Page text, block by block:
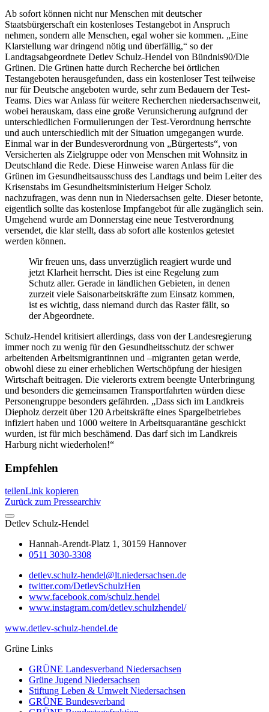
Ab sofort können nicht nur Menschen mit deutscher
Staatsbürgerschaft ein kostenloses Testangebot in Anspruch
nehmen, sondern alle Menschen, egal woher sie kommen. „Eine
Klarstellung war dringend nötig und überfällig,“ so der
Landtagsabgeordnete Detlev Schulz-Hendel von Bündnis90/Die
Grünen. Die Grünen hatte durch Recherche bei örtlichen
Testangeboten herausgefunden, dass ein kostenloser Test teilweise
nur für Deutsche angeboten wurde, sehr zum Bedauern der Test-
Teams. Dies war Anlass für weitere Recherchen niedersachsenweit,
wobei herauskam, dass eine große Verunsicherung aufgrund der
unterschiedlichen Formulierungen der Test-Verordnung herrschte
und auch unterschiedlich mit der Situation umgegangen wurde.
Einmal war in der Bundesverordnung von „Bürgertests“, von
Versicherten als Zielgruppe oder von Menschen mit Wohnsitz in
Deutschland die Rede. Diese Hinweise waren Anlass für die
Grünen im Gesundheitsausschuss des Landtags und beim Leiter des
Krisenstabs im Gesundheitsministerium Heiger Scholz
nachzufragen, was denn nun in Niedersachsen gelte. Dieser betonte,
eigentlich sollte das kostenlose Impfangebot für alle zugänglich sein.
Umgehend wurde am Donnerstag eine neue Testverordnung
versendet, die klar stellt, dass ab sofort alle kostenlos getestet
werden können.
Wir freuen uns, dass unverzüglich reagiert wurde und
jetzt Klarheit herrscht. Dies ist eine Regelung zum
Schutz aller. Gerade in ländlichen Gebieten, in denen
zurzeit viele Saisonarbeitskräfte zum Einsatz kommen,
ist es wichtig, dass niemand durch das Raster fällt, so
der Abgeordnete.
Schulz-Hendel kritisiert allerdings, dass von der Landesregierung
immer noch zu wenig für den Gesundheitsschutz der schwer
arbeitenden Arbeitsmigrantinnen und –migranten getan werde,
obwohl diese zu einer erheblichen Wertschöpfung der hiesigen
Wirtschaft beitragen. Die vielerorts extrem beengte Unterbringung
und besonders die gemeinsamen Transportfahrten würden diese
Personengruppe besonders gefährden. „Dass sich im Landkreis
Diepholz derzeit über 120 Arbeitskräfte eines Spargelbetriebes
infiziert haben und 1000 weitere in Arbeitsquarantäne geschickt
wurden, ist für mich beschämend. Das darf sich im Landkreis
Harburg nicht wiederholen!“
Empfehlen
teilenLink kopieren
Zurück zum Pressearchiv
Detlev Schulz-Hendel
Hannah-Arendt-Platz 1, 30159 Hannover
0511 3030-3308
detlev.schulz-hendel@lt.niedersachsen.de
twitter.com/DetlevSchulzHen
www.facebook.com/schulz.hendel
www.instagram.com/detlev.schulzhendel/
www.detlev-schulz-hendel.de
Grüne Links
GRÜNE Landesverband Niedersachsen
Grüne Jugend Niedersachsen
Stiftung Leben & Umwelt Niedersachsen
GRÜNE Bundesverband